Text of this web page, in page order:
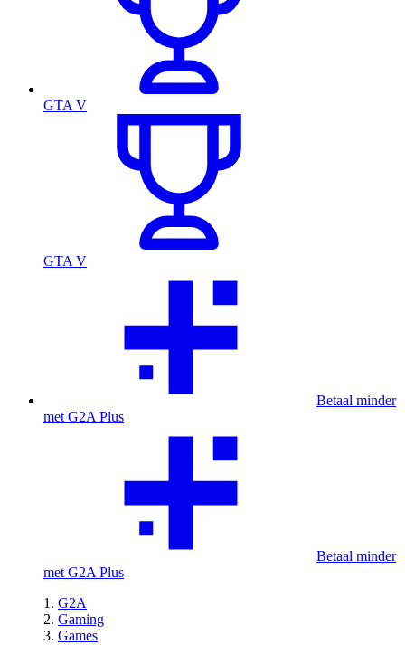
GTA V
GTA V
Betaal minder
met G2A Plus
Betaal minder
met G2A Plus
G2A
Gaming
Games